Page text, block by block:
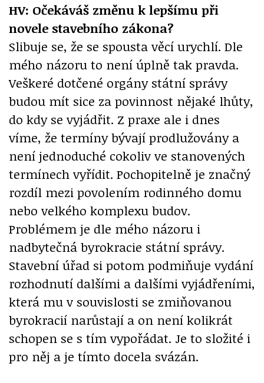
HV: Očekáváš změnu k lepšímu při
novele stavebního zákona?
Slibuje se, že se spousta věcí urychlí. Dle
mého názoru to není úplně tak pravda.
Veškeré dotčené orgány státní správy
budou mít sice za povinnost nějaké lhůty,
do kdy se vyjádřit. Z praxe ale i dnes
víme, že termíny bývají prodlužovány a
není jednoduché cokoliv ve stanovených
termínech vyřídit. Pochopitelně je značný
rozdíl mezi povolením rodinného domu
nebo velkého komplexu budov.
Problémem je dle mého názoru i
nadbytečná byrokracie státní správy.
Stavební úřad si potom podmiňuje vydání
rozhodnutí dalšími a dalšími vyjádřeními,
která mu v souvislosti se zmiňovanou
byrokracií narůstají a on není kolikrát
schopen se s tím vypořádat. Je to složité i
pro něj a je tímto docela svázán.